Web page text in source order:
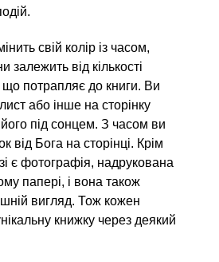
свій колір із часом,
залежить від кількості
що потрапляє до книги. Ви
або інше на сторінку
під сонцем. З часом ви
від Бога на сторінці. Крім
є фотографія, надрукована
папері, і вона також
вигляд. Тож кожен
книжку через деякий